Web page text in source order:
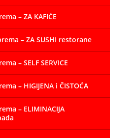
– ZA KAFIĆE
– ZA SUSHI restorane
– SELF SERVICE
– HIGIJENA i ČISTOĆA
– ELIMINACIJA